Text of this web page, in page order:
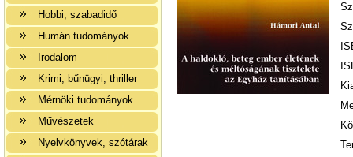
Hobbi, szabadidő
Humán tudományok
Irodalom
Krimi, bűnügyi, thriller
Mérnöki tudományok
Művészetek
Nyelvkönyvek, szótárak